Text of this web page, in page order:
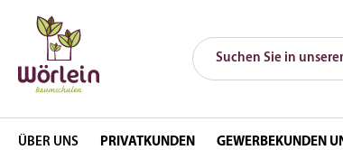
ÜBER UNS PRIVATKUNDEN GEWERBEKUNDEN